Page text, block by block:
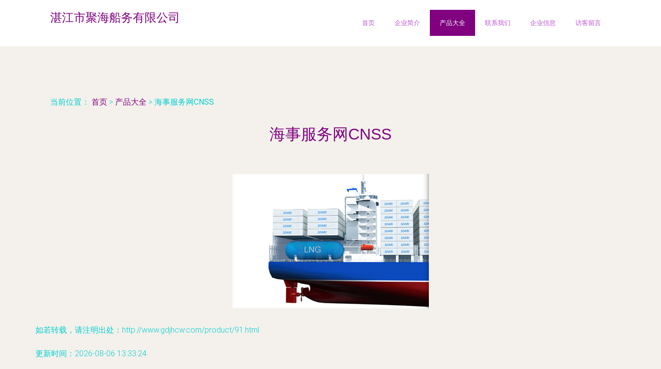
湛江市聚海船务有限公司 首页 企业简介 产品大全 联系我们 企业信息 访客留言
当前位置： 首页 > 产品大全 > 海事服务网CNSS
海事服务网CNSS
如若转载，请注明出处：http://www.gdjhcw.com/product/91.html
更新时间：2026-08-06 13:33:24